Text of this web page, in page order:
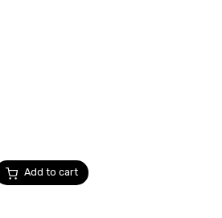
Add to cart